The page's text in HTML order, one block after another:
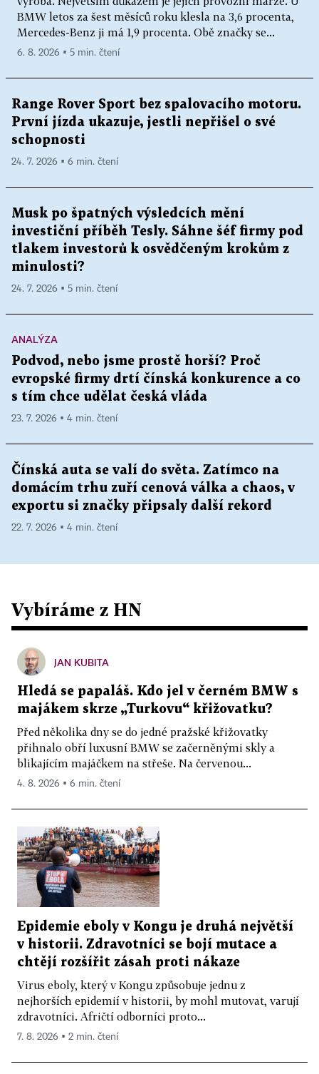
BMW letos za šest měsíců roku klesla na 3,6 procenta,
Mercedes-Benz ji má 1,9 procenta. Obě značky se...
6. 8. 2026 ▪ 5 min. čtení
Range Rover Sport bez spalovacího motoru.
První jízda ukazuje, jestli nepřišel o své
schopnosti
24. 7. 2026 ▪ 6 min. čtení
Musk po špatných výsledcích mění
investiční příběh Tesly. Sáhne šéf firmy pod
tlakem investorů k osvědčeným krokům z
minulosti?
24. 7. 2026 ▪ 5 min. čtení
ANALÝZA
Podvod, nebo jsme prostě horší? Proč
evropské firmy drtí čínská konkurence a co
s tím chce udělat česká vláda
23. 7. 2026 ▪ 4 min. čtení
Čínská auta se valí do světa. Zatímco na
domácím trhu zuří cenová válka a chaos, v
exportu si značky připsaly další rekord
22. 7. 2026 ▪ 4 min. čtení
Vybíráme z HN
JAN KUBITA
Hledá se papaláš. Kdo jel v černém BMW s
majákem skrze „Turkovu“ křižovatku?
Před několika dny se do jedné pražské křižovatky
přihnalo obří luxusní BMW se začerněnými skly a
blikajícím majáčkem na střeše. Na červenou...
4. 8. 2026 ▪ 6 min. čtení
Epidemie eboly v Kongu je druhá největší
v historii. Zdravotníci se bojí mutace a
chtějí rozšířit zásah proti nákaze
Virus eboly, který v Kongu způsobuje jednu z
nejhorších epidemií v historii, by mohl mutovat, varují
zdravotníci. Afričtí odborníci proto...
7. 8. 2026 ▪ 2 min. čtení